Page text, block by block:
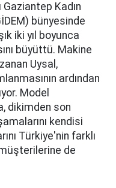
Kadın
bünyesinde
iki yıl boyunca
büyüttü. Makine
Uysal,
ardından
Model
dikimden son
kendisi
Türkiye'nin farklı
müşterilerine de